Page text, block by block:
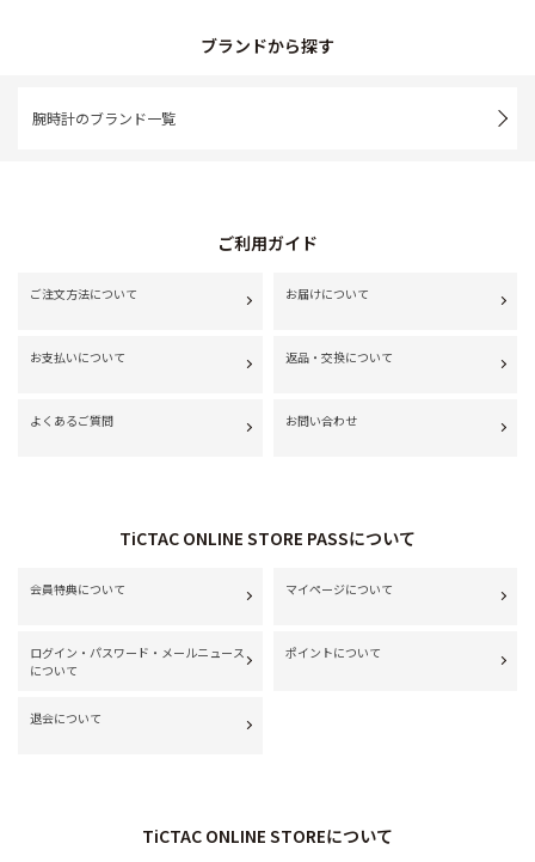
ブランドから探す
腕時計のブランド一覧
ご利用ガイド
ご注文方法について お届けについて
お支払いについて 返品・交換について
よくあるご質問 お問い合わせ
TiCTAC ONLINE STORE PASSについて
会員特典について マイページについて
ログイン・パスワード・メールニュース
について
ポイントについて
退会について
TiCTAC ONLINE STOREについて